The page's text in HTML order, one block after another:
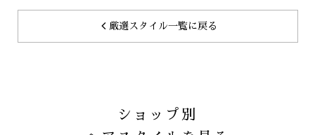
厳選スタイル一覧に戻る
ショップ別